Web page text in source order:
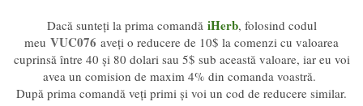
Dacă sunteți la prima comandă iHerb, folosind codul
meu VUC076 aveți o reducere de 10$ la comenzi cu valoarea
cuprinsă între 40 și 80 dolari sau 5$ sub această valoare, iar eu voi
avea un comision de maxim 4% din comanda voastră.
După prima comandă veți primi și voi un cod de reducere similar.